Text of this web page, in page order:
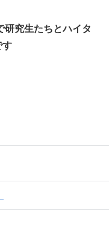
研究生たちとハイタ
す